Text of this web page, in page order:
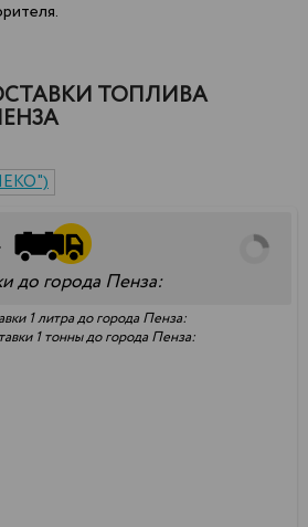
ТОПЛИВА
до города Пенза:
1 литра до города Пенза:
1 тонны до города Пенза: